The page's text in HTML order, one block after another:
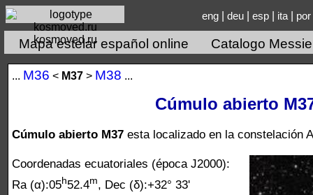
kosmoved.ru
eng| deu| esp| ita| por
Mapa estelar español online Catalogo
... М36 < М37 > М38 ...
Cúmulo abierto
Cúmulo abierto M37 esta localizado en la constelación
Coordenadas ecuatoriales (época J2000):
Ra (α):05h52.4m, Dec (δ):+32° 33'